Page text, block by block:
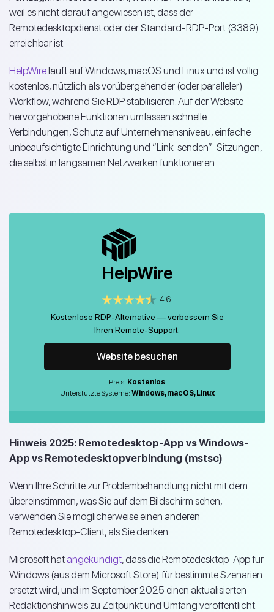
weil es nicht darauf angewiesen ist, dass der
Remotedesktopdienst oder der Standard-RDP-Port (3389)
erreichbar ist.
HelpWireläuft auf Windows, macOS und Linux und ist völlig
kostenlos, nützlich als vorübergehender (oder paralleler)
Workflow, während Sie RDP stabilisieren. Auf der Website
hervorgehobene Funktionen umfassen schnelle
Verbindungen, Schutz auf Unternehmensniveau, einfache
unbeaufsichtigte Einrichtung und “Link-senden”-Sitzungen,
die selbst in langsamen Netzwerken funktionieren.
HelpWire
4.6
Kostenlose RDP-Alternative — verbessern Sie
Ihren Remote-Support.
Website besuchen
Preis: Kostenlos
Unterstützte Systeme: Windows, macOS, Linux
Hinweis 2025: Remotedesktop-App vs Windows-
App vs Remotedesktopverbindung (mstsc)
Wenn Ihre Schritte zur Problembehandlung nicht mit dem
übereinstimmen, was Sie auf dem Bildschirm sehen,
verwenden Sie möglicherweise einen anderen
Remotedesktop-Client, als Sie denken.
Microsoft hat angekündigt, dass die Remotedesktop-App für
Windows (aus dem Microsoft Store) für bestimmte Szenarien
ersetzt wird, und im September 2025 einen aktualisierten
Redaktionshinweis zu Zeitpunkt und Umfang veröffentlicht.